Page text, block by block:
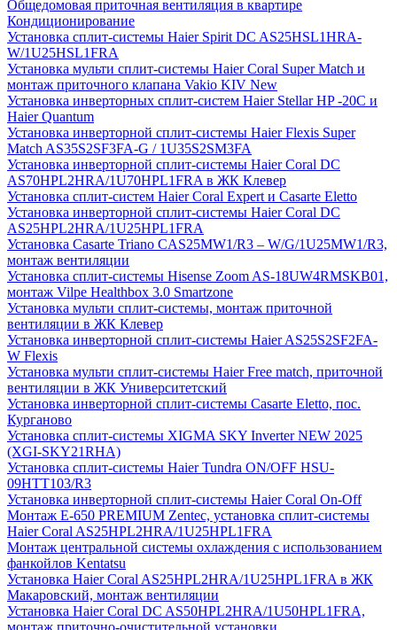
Общедомовая приточная вентиляция в квартире
Кондиционирование
Установка сплит-системы Haier Spirit DC AS25HSL1HRA-
W/1U25HSL1FRA
Установка мульти сплит-системы Haier Coral Super Match и
монтаж приточного клапана Vakio KIV New
Установка инверторных сплит-систем Haier Stellar HP -20С и
Haier Quantum
Установка инверторной сплит-системы Haier Flexis Super
Match AS35S2SF3FA-G / 1U35S2SM3FA
Установка инверторной сплит-системы Haier Coral DC
AS70HPL2HRA/1U70HPL1FRA в ЖК Клевер
Установка сплит-систем Haier Coral Expert и Casarte Eletto
Установка инверторной сплит-системы Haier Coral DC
AS25HPL2HRA/1U25HPL1FRA
Установка Casarte Triano CAS25MW1/R3 – W/G/1U25MW1/R3,
монтаж вентиляции
Установка сплит-системы Hisense Zoom AS-18UW4RMSKB01,
монтаж Vilpe Healthbox 3.0 Smartzone
Установка мульти сплит-системы, монтаж приточной
вентиляции в ЖК Клевер
Установка инверторной сплит-системы Haier AS25S2SF2FA-
W Flexis
Установка мульти сплит-системы Haier Free match, приточной
вентиляции в ЖК Университетский
Установка инверторной сплит-системы Casarte Eletto, пос.
Курганово
Установка сплит-системы XIGMA SKY Inverter NEW 2025
(XGI-SKY21RHA)
Установка сплит-системы Haier Tundra ON/OFF HSU-
09HTT103/R3
Установка инверторной сплит-системы Haier Coral On-Off
Монтаж E-650 PREMIUM Zentec, установка сплит-системы
Haier Coral AS25HPL2HRA/1U25HPL1FRA
Монтаж центральной системы охлаждения с использованием
фанкойлов Kentatsu
Установка Haier Coral AS25HPL2HRA/1U25HPL1FRA в ЖК
Макаровский, монтаж вентиляции
Установка Haier Coral DC AS50HPL2HRA/1U50HPL1FRA,
монтаж приточно-очистительной установки